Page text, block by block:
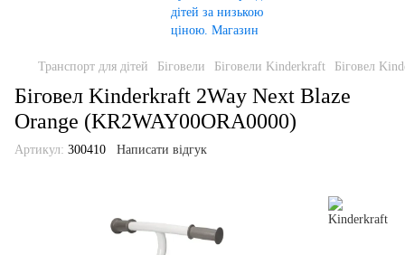
Транспорт для дітей Біговели Біговели Kinderkraft Біговел
Біговел Kinderkraft 2Way Next Blaze
Orange (KR2WAY00ORA0000)
Артикул: 300410 Написати відгук